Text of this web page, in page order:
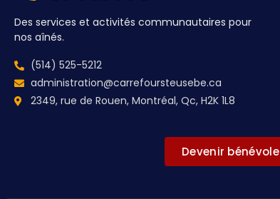
Des services et activités communautaires pour
nos aînés.
(514) 525-5212
administration@carrefoursteusebe.ca
2349, rue de Rouen, Montréal, Qc, H2K 1L8
Devenir bénévole